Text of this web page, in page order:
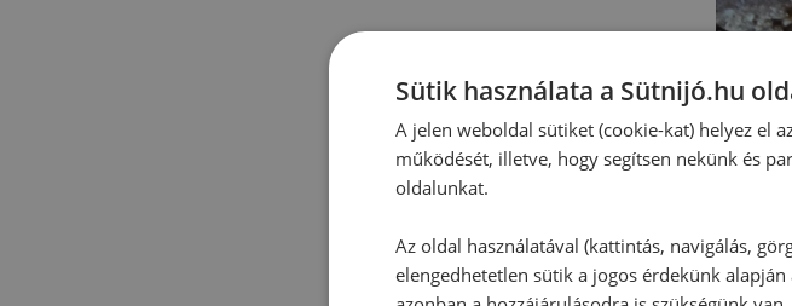
Sütik használata a Sütnijó.hu
A jelen weboldal sütiket (cookie-kat) helyez el
működését, illetve, hogy segítsen nekünk és
oldalunkat.
Az oldal használatával (kattintás, navigálás,
elengedhetetlen sütik a jogos érdekünk